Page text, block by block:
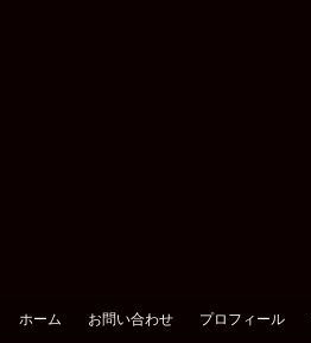
ホーム お問い合わせ プロフィール